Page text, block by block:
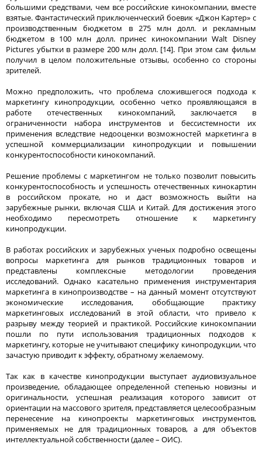
большими средствами, чем все российские кинокомпании, вместе
взятые. Фантастический приключенческий боевик «Джон Картер» с
производственным бюджетом в 275 млн долл. и рекламным
бюджетом в 100 млн долл. принес кинокомпании Walt Disney
Pictures убытки в размере 200 млн долл. [14]. При этом сам фильм
получил в целом положительные отзывы, особенно со стороны
зрителей.
Можно предположить, что проблема сложившегося подхода к
маркетингу кинопродукции, особенно четко проявляющаяся в
работе отечественных кинокомпаний, заключается в
ограниченности набора инструментов и бессистемности их
применения вследствие недооценки возможностей маркетинга в
успешной коммерциализации кинопродукции и повышении
конкурентоспособности кинокомпаний.
Решение проблемы с маркетингом не только позволит повысить
конкурентоспособность и успешность отечественных кинокартин
в российском прокате, но и даст возможность выйти на
зарубежные рынки, включая США и Китай. Для достижения этого
необходимо пересмотреть отношение к маркетингу
кинопродукции.
В работах российских и зарубежных ученых подробно освещены
вопросы маркетинга для рынков традиционных товаров и
представлены комплексные методологии проведения
исследований. Однако касательно применения инструментария
маркетинга в кинопроизводстве – на данный момент отсутствуют
экономические исследования, обобщающие практику
маркетинговых исследований в этой области, что привело к
разрыву между теорией и практикой. Российские кинокомпании
пошли по пути использования традиционных подходов к
маркетингу, которые не учитывают специфику кинопродукции, что
зачастую приводит к эффекту, обратному желаемому.
Так как в качестве кинопродукции выступает аудиовизуальное
произведение, обладающее определенной степенью новизны и
оригинальности, успешная реализация которого зависит от
ориентации на массового зрителя, представляется целесообразным
перенесение на кинопроекты маркетинговых инструментов,
применяемых не для традиционных товаров, а для объектов
интеллектуальной собственности (далее – ОИС).